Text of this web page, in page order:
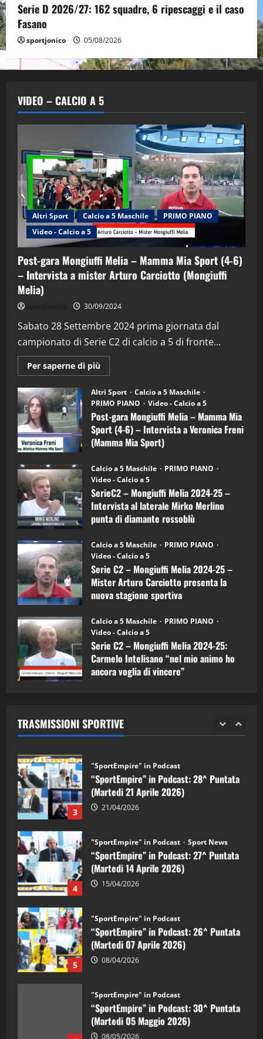
Serie D 2026/27: 162 squadre, 6 ripescaggi e il caso
Fasano
sportjonico 05/08/2026
VIDEO – CALCIO A 5
Altri Sport Calcio a 5 Maschile
PRIMO PIANO
Video - Calcio a 5
Post-gara Mongiuffi Melia – Mamma Mia Sport (4-6)
– Intervista a mister Arturo Carciotto (Mongiuffi
Melia)
30/09/2024
Sabato 28 Settembre 2024 prima giornata dal
campionato di Serie C2 di calcio a 5 di fronte...
Per saperne di più
informazioni
Post-
gara
Mongiuffi
Melia
–
Mamma
Mia
Sport
6)
–
Intervista
a
mister
Arturo
Carciotto
(Mongiuffi
Altri Sport
Calcio a 5 Maschile
PRIMO PIANO
Video - Calcio a 5
Post-gara Mongiuffi Melia – Mamma Mia
Sport (4-6) – Intervista a Veronica Freni
(Mamma Mia Sport)
Calcio a 5 Maschile
PRIMO PIANO
Video - Calcio a 5
SerieC2 – Mongiuffi Melia 2024-25 –
Intervista al laterale Mirko Merlino
punta di diamante rossoblù
Calcio a 5 Maschile
PRIMO PIANO
Video - Calcio a 5
Serie C2 – Mongiuffi Melia 2024-25 –
Mister Arturo Carciotto presenta la
nuova stagione sportiva
Calcio a 5 Maschile
PRIMO PIANO
Video - Calcio a 5
Serie C2 – Mongiuffi Melia 2024-25:
Carmelo Intelisano “nel mio animo ho
ancora voglia di vincere”
TRASMISSIONI SPORTIVE
2
“SportEmpire” in Podcast: 29^ Puntata
(Martedi 28 Aprile 2026)
28/04/2026
3
"SportEmpire" in Podcast
“SportEmpire” in Podcast: 28^ Puntata
(Martedi 21 Aprile 2026)
21/04/2026
4
“SportEmpire” in Podcast: 27^ Puntata
(Martedi 14 Aprile 2026)
15/04/2026
5
“SportEmpire” in Podcast: 26^ Puntata
(Martedi 07 Aprile 2026)
08/04/2026
1
“SportEmpire” in Podcast: 30^ Puntata
(Martedi 05 Maggio 2026)
08/05/2026
2 28/04/2026
3
“SportEmpire” in Podcast: 28^ Puntata
(Martedi 21 Aprile 2026)
4
“SportEmpire” in Podcast: 27^ Puntata
(Martedi 14 Aprile 2026)
5
“SportEmpire” in Podcast: 26^ Puntata
(Martedi 07 Aprile 2026)
1
“SportEmpire” in Podcast: 30^ Puntata
(Martedi 05 Maggio 2026)